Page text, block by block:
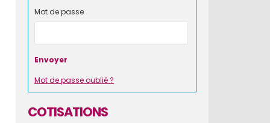
Mot de passe
Mot de passe oublié ?
COTISATIONS